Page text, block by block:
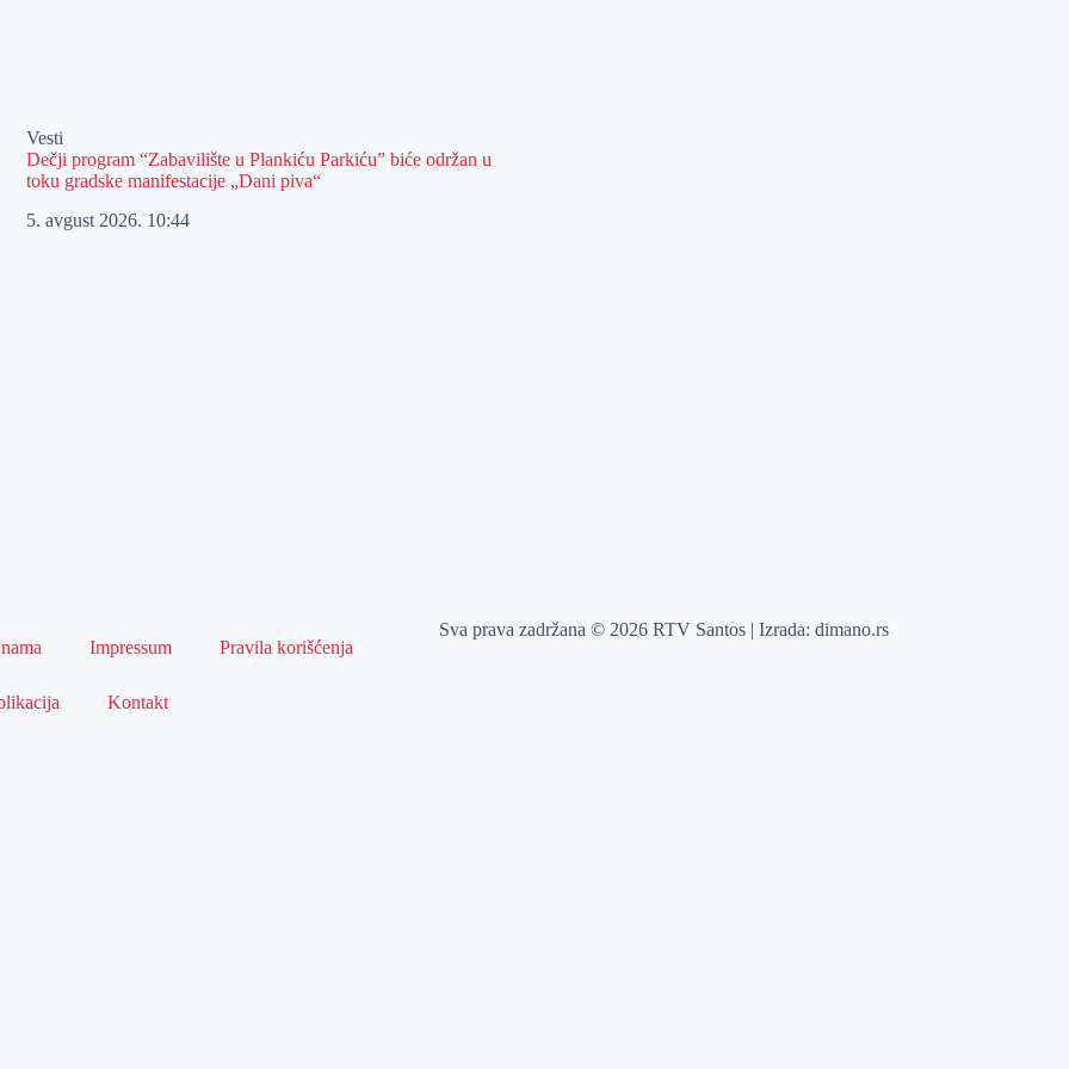
Vesti
Dečji program “Zabavilište u Plankiću Parkiću” biće održan u
toku gradske manifestacije „Dani piva“
5. avgust 2026. 10:44
Impressum Pravila korišćenja
Kontakt
Sva prava zadržana © 2026 RTV Santos | Izrada:dimano.rs